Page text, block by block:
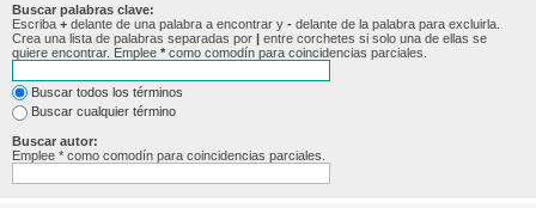
Buscar palabras clave:
Escriba + delante de una palabra a encontrar y - delante de la palabra para excluirla.
Crea una lista de palabras separadas por | entre corchetes si solo una de ellas se
quiere encontrar. Emplee * como comodín para coincidencias parciales.
Buscar todos los términos
Buscar cualquier término
Buscar autor:
Emplee * como comodín para coincidencias parciales.